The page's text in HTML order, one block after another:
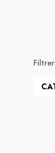
Filtrer